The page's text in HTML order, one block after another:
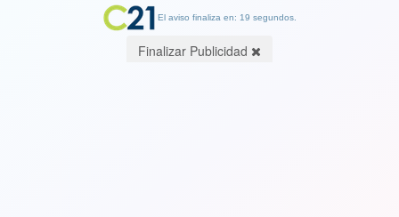
El aviso finaliza en: 19 segundos.
Finalizar Publicidad